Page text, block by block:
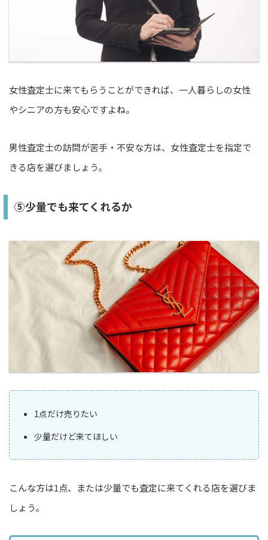
女性査定士に来てもらうことができれば、一人暮らしの女性
やシニアの方も安心ですよね。
男性査定士の訪問が苦手・不安な方は、女性査定士を指定で
きる店を選びましょう。
⑤少量でも来てくれるか
1点だけ売りたい
少量だけど来てほしい
こんな方は1点、または少量でも査定に来てくれる店を選びま
しょう。